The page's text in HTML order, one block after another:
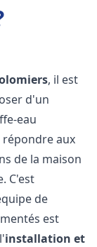
, il est
d'un
eau
aux
de la maison
C'est
de
est
installation et